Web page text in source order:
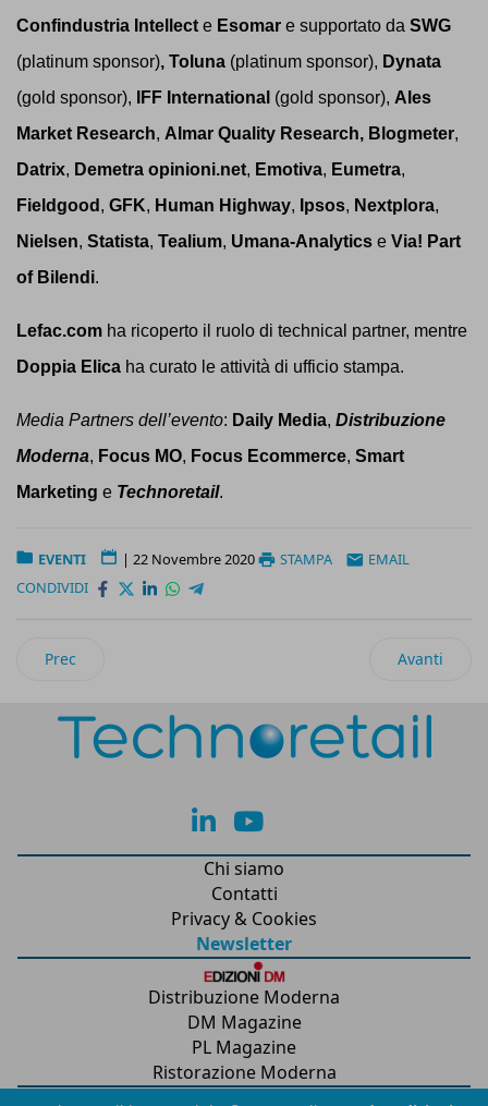
Confindustria Intellect e Esomar e supportato da SWG
(platinum sponsor), Toluna (platinum sponsor), Dynata
(gold sponsor),
IFF International (gold sponsor), Ales
Market Research, Almar Quality Research, Blogmeter,
Datrix, Demetra opinioni.net, Emotiva, Eumetra,
Fieldgood , GFK, Human Highway, Ipsos, Nextplora,
Nielsen, Statista, Tealium, Umana-Analytics e Via! Part
of Bilendi.
Lefac.com ha ricoperto il ruolo di technical partner, mentre
Doppia Elica ha curato le attività di ufficio stampa.
Media Partners dell’evento: Daily Media, Distribuzione
Moderna, Focus MO, Focus Ecommerce, Smart
Marketing e Technoretail.
EVENTI | 22 Novembre 2020 STAMPA
EMAIL
CONDIVIDI
Articolo precedente: Nuove date per Refrigera 2021
Prec Articolo
Avanti
lk yt
Chi siamo
Contatti
Privacy & Cookies
Newsletter
Distribuzione Moderna
DM Magazine
PL Magazine
Ristorazione Moderna